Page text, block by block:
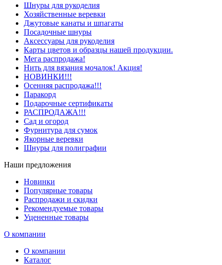
Шнуры для рукоделия
Хозяйственные веревки
Джутовые канаты и шпагаты
Посадочные шнуры
Аксессуары для рукоделия
Карты цветов и образцы нашей продукции.
Мега распродажа!
Нить для вязания мочалок! Акция!
НОВИНКИ!!!
Осенняя распродажа!!!
Паракорд
Подарочные сертификаты
РАСПРОДАЖА!!!
Сад и огород
Фурнитура для сумок
Якорные веревки
Шнуры для полиграфии
Наши предложения
Новинки
Популярные товары
Распродажи и скидки
Рекомендуемые товары
Уцененные товары
О компании
О компании
Каталог